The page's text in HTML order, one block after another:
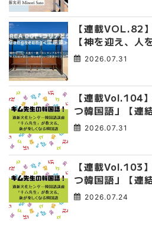
【連載VOL.82
【神を迎え、
午祭 】
2026.07.31
【連載Vol.104
つ韓国語」【連
4】2026.07.31
【連載Vol.103
つ韓国語」【連
3】2026.07.24